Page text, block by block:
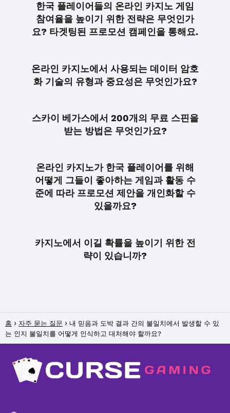
한국 플레이어들의 온라인 카지노 게임
참여율을 높이기 위한 전략은 무엇인가
요? 타겟팅된 프로모션 캠페인을 통해요.
온라인 카지노에서 사용되는 데이터 암호
화 기술의 유형과 중요성은 무엇인가요?
스카이 베가스에서 200개의 무료 스핀을
받는 방법은 무엇인가요?
온라인 카지노가 한국 플레이어를 위해
어떻게 그들이 좋아하는 게임과 활동 수
준에 따라 프로모션 제안을 개인화할 수
있을까요?
카지노에서 이길 확률을 높이기 위한 전
략이 있습니까?
홈 자주 묻는 질문
내 믿음과 도박 결과 간의 불일치에서 발생할 수 있
는 인지 불일치를 어떻게 인식하고 대처해야 할까요?